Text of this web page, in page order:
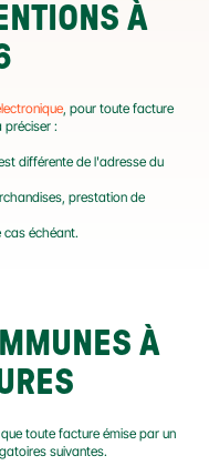
À
, pour toute facture
préciser :
différente de l'adresse du
prestation de
cas échéant.
À
toute facture émise par un
suivantes.